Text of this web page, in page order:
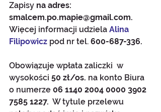
Zapisy na adres:
smalcem.po.mapie@gmail.com.
Więcej informacji udziela Alina
Filipowicz pod nr tel. 600-687-336.
Obowiązuje wpłata zaliczki  w
wysokości 50 zł/os. na konto Biura
o numerze 06 1140 2004 0000 3902
7585 1227.
  W tytule przelewu